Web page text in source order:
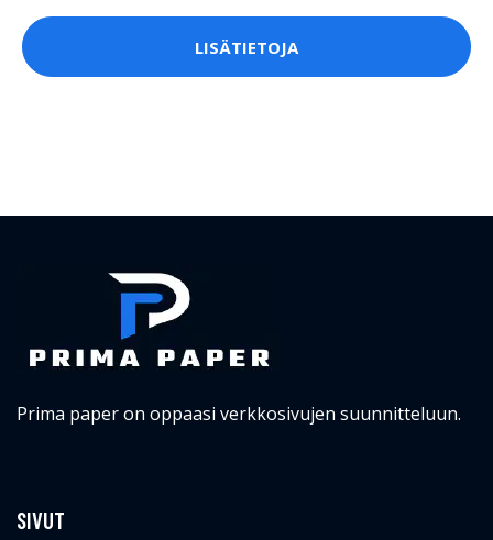
LISÄTIETOJA
Prima paper on oppaasi verkkosivujen suunnitteluun.
SIVUT